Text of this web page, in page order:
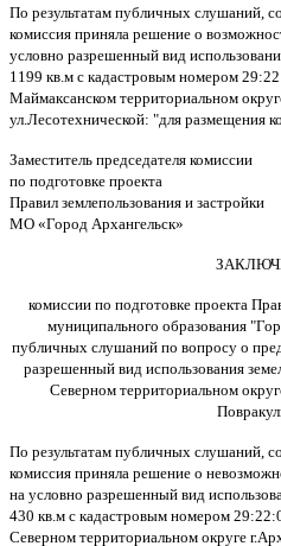
По результатам публичных слушаний,
комиссия приняла решение о
условно разрешенный вид
1199 кв.м с кадастровым номером
Маймаксанском территориальном
ул.Лесотехнической: "для размещения
Заместитель председателя комиссии
по подготовке проекта
Правил землепользования и застройки
МО «Город
З
комиссии по подготовке проекта
муниципального образования
публичных слушаний по вопросу о
разрешенный вид использования
Северном территориальном
По результатам публичных слушаний,
комиссия приняла решение о
на условно разрешенный вид
430 кв.м с кадастровым номером
Северном территориальном округе